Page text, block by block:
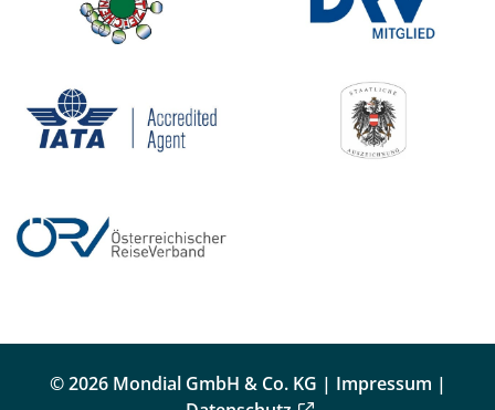
© 2026 Mondial GmbH & Co. KG | Impressum |